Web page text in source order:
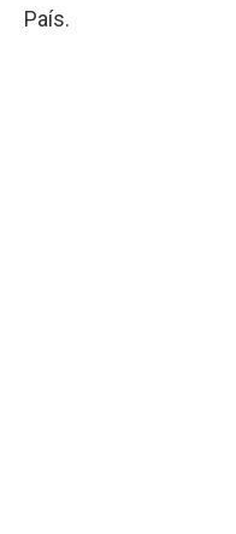
País.